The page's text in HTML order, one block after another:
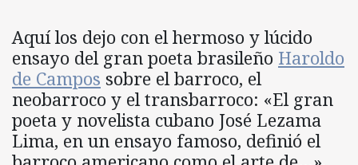
Aquí los dejo con el hermoso y lúcido
ensayo del gran poeta brasileño Haroldo
de Campos sobre el barroco, el
neobarroco y el transbarroco: «El gran
poeta y novelista cubano José Lezama
Lima, en un ensayo famoso, definió el